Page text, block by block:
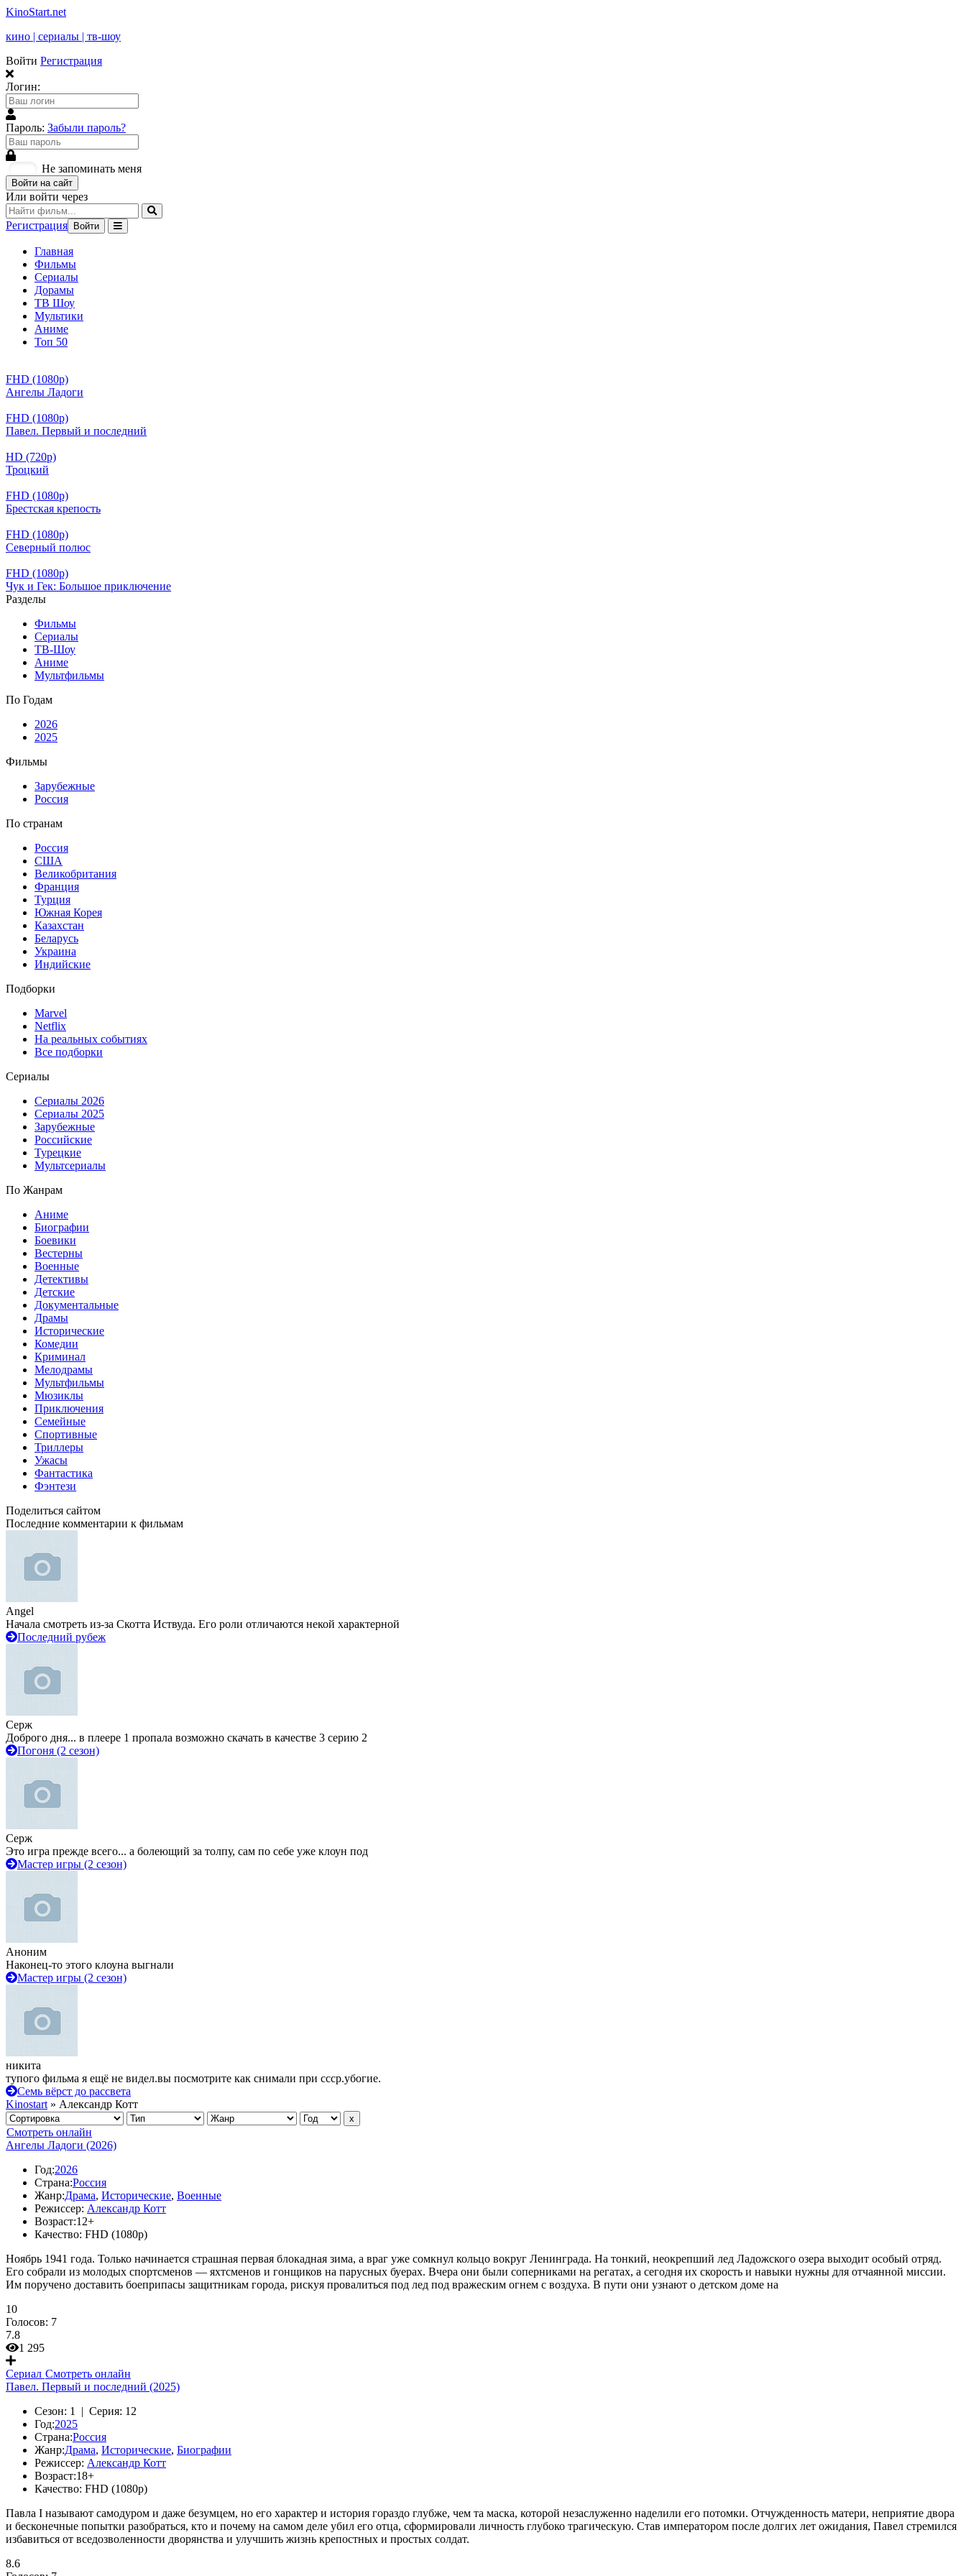
KinoStart.net
кино | сериалы | тв-шоу
Войти Регистрация
Логин:
Пароль: Забыли пароль?
Не запоминать меня
Войти на сайт
Или войти через
Регистрация Войти
Главная
Фильмы
Сериалы
Дорамы
ТВ Шоу
Мультики
Аниме
Топ 50
FHD (1080p)
Ангелы Ладоги
FHD (1080p)
Павел. Первый и последний
HD (720p)
Троцкий
FHD (1080p)
Брестская крепость
FHD (1080p)
Северный полюс
FHD (1080p)
Чук и Гек: Большое приключение
Разделы
Фильмы
Сериалы
ТВ-Шоу
Аниме
Мультфильмы
По Годам
2026
2025
Фильмы
Зарубежные
Россия
По странам
Россия
США
Великобритания
Франция
Турция
Южная Корея
Казахстан
Беларусь
Украина
Индийские
Подборки
Marvel
Netflix
На реальных событиях
Все подборки
Сериалы
Сериалы 2026
Сериалы 2025
Зарубежные
Российские
Турецкие
Мультсериалы
По Жанрам
Аниме
Биографии
Боевики
Вестерны
Военные
Детективы
Детские
Документальные
Драмы
Исторические
Комедии
Криминал
Мелодрамы
Мультфильмы
Мюзиклы
Приключения
Семейные
Спортивные
Триллеры
Ужасы
Фантастика
Фэнтези
Поделиться сайтом
Последние комментарии к фильмам
Angel
Начала смотреть из-за Скотта Иствуда. Его роли отличаются некой характерной
Последний рубеж
Серж
Доброго дня... в плеере 1 пропала возможно скачать в качестве 3 серию 2
Погоня (2 сезон)
Серж
Это игра прежде всего... а болеющий за толпу, сам по себе уже клоун под
Мастер игры (2 сезон)
Аноним
Наконец-то этого клоуна выгнали
Мастер игры (2 сезон)
никита
тупого фильма я ещё не видел.вы посмотрите как снимали при ссср.убогие.
Семь вёрст до рассвета
Kinostart » Александр Котт
Смотреть онлайн
Ангелы Ладоги (2026)
Год:2026
Страна:Россия
Жанр:Драма, Исторические, Военные
Режиссер: Александр Котт
Возраст:12+
Качество: FHD (1080p)
Ноябрь 1941 года. Только начинается страшная первая блокадная зима, а враг уже сомкнул кольцо вокруг Ленинграда. На тонкий, неокрепший лед Ладожского озера выходит особый отряд.
Его собрали из молодых спортсменов — яхтсменов и гонщиков на парусных буерах. Вчера они были соперниками на регатах, а сегодня их скорость и навыки нужны для отчаянной миссии.
Им поручено доставить боеприпасы защитникам города, рискуя провалиться под лед под вражеским огнем с воздуха. В пути они узнают о детском доме на
10
Голосов: 7
7.8
1 295
Сериал Смотреть онлайн
Павел. Первый и последний (2025)
Сезон: 1 | Серия: 12
Год:2025
Страна:Россия
Жанр:Драма, Исторические, Биографии
Режиссер: Александр Котт
Возраст:18+
Качество: FHD (1080p)
Павла I называют самодуром и даже безумцем, но его характер и история гораздо глубже, чем та маска, которой незаслуженно наделили его потомки. Отчужденность матери, неприятие двора
и бесконечные попытки разобраться, кто и почему на самом деле убил его отца, сформировали личность глубоко трагическую. Став императором после долгих лет ожидания, Павел стремился
избавиться от вседозволенности дворянства и улучшить жизнь крепостных и простых солдат.
8.6